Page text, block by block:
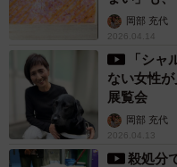
岡部 充代
2026.04.14
「シ
ない女性
展覧会
岡部 充代
2026.04.13
殺処分